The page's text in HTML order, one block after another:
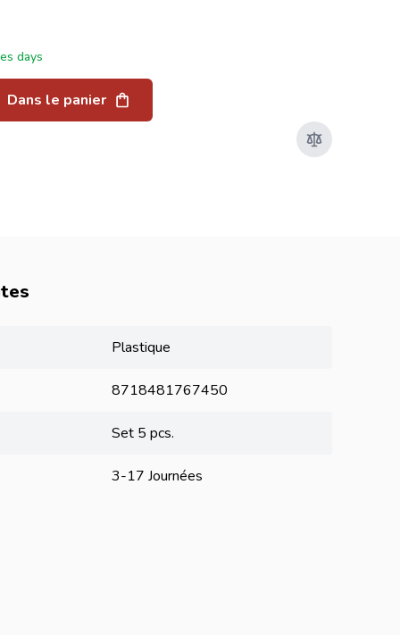
days
Dans le panier
Plastique
8718481767450
Set 5 pcs.
3-17 Journées